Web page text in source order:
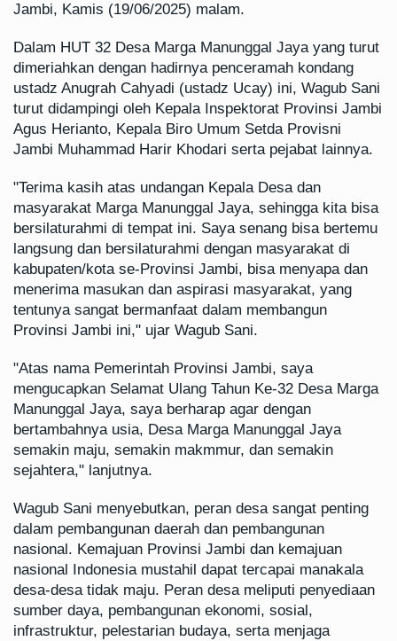
Jambi, Kamis (19/06/2025) malam.
Dalam HUT 32 Desa Marga Manunggal Jaya yang turut
dimeriahkan dengan hadirnya penceramah kondang
ustadz Anugrah Cahyadi (ustadz Ucay) ini, Wagub Sani
turut didampingi oleh Kepala Inspektorat Provinsi Jambi
Agus Herianto, Kepala Biro Umum Setda Provisni
Jambi Muhammad Harir Khodari serta pejabat lainnya.
"Terima kasih atas undangan Kepala Desa dan
masyarakat Marga Manunggal Jaya, sehingga kita bisa
bersilaturahmi di tempat ini. Saya senang bisa bertemu
langsung dan bersilaturahmi dengan masyarakat di
kabupaten/kota se-Provinsi Jambi, bisa menyapa dan
menerima masukan dan aspirasi masyarakat, yang
tentunya sangat bermanfaat dalam membangun
Provinsi Jambi ini," ujar Wagub Sani.
"Atas nama Pemerintah Provinsi Jambi, saya
mengucapkan Selamat Ulang Tahun Ke-32 Desa Marga
Manunggal Jaya, saya berharap agar dengan
bertambahnya usia, Desa Marga Manunggal Jaya
semakin maju, semakin makmmur, dan semakin
sejahtera," lanjutnya.
Wagub Sani menyebutkan, peran desa sangat penting
dalam pembangunan daerah dan pembangunan
nasional. Kemajuan Provinsi Jambi dan kemajuan
nasional Indonesia mustahil dapat tercapai manakala
desa-desa tidak maju. Peran desa meliputi penyediaan
sumber daya, pembangunan ekonomi, sosial,
infrastruktur, pelestarian budaya, serta menjaga